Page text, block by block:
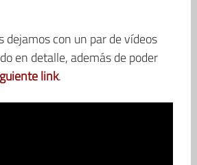
dejamos con un par de vídeos
en detalle, además de poder
link.